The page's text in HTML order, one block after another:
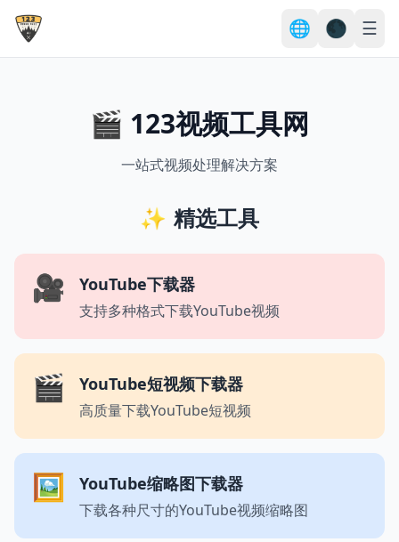
🌐 🌑 ☰
🎬 123视频工具网
一站式视频处理解决方案
✨ 精选工具
🎥 YouTube下载器
支持多种格式下载YouTube视频
🎬 YouTube短视频下载器
高质量下载YouTube短视频
🖼️ YouTube缩略图下载器
下载各种尺寸的YouTube视频缩略图